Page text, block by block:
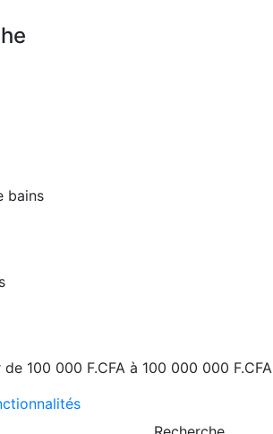
bains
de 100 000 F.CFA à 100 000 000 F.CFA